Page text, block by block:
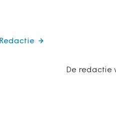
De redactie